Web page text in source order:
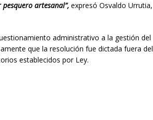
artesanal”, expresó Osvaldo Urrutia,
administrativo a la gestión del
que la resolución fue dictada fuera del
establecidos por Ley.